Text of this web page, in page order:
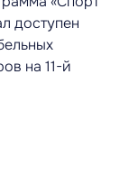
доступен
на 11-й